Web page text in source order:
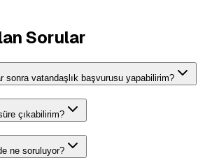
Sorular
sonra vatandaşlık başvurusu yapabilirim?
çıkabilirim?
ne soruluyor?